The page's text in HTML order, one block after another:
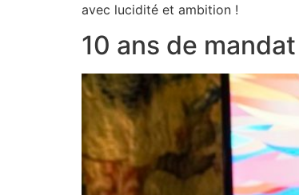
avec lucidité et ambition !
10 ans de